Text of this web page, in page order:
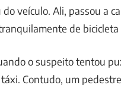
veículo. Ali, passou a
de bicicleta
o suspeito tentou
Contudo, um